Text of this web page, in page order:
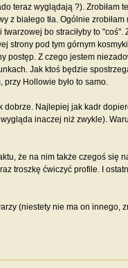
teraz wyglądają ?). Zrobiłam
białego tła. Ogólnie
bo straciłyby to "coś".
strony pod tym górnym
postęp. Z czego jestem
Jak ktoś będzie
Hollowie było to samo.
dobrze. Najlepiej jak kadr
inaczej niż zwykle).
że na nim także czegoś się
troszkę ćwiczyć profile. I
(niestety nie ma on innego,